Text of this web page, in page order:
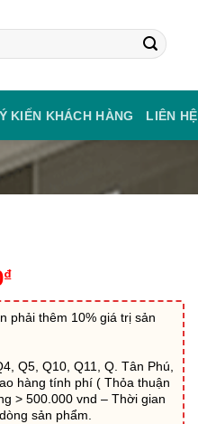
Ý KIẾN KHÁCH HÀNG LIÊN HỆ
₫Giá
hiện
tại
2.886.840₫.
phải thêm 10% giá trị sản
Q5, Q10, Q11, Q. Tân Phú,
hàng tính phí ( Thỏa thuận
> 500.000 vnd – Thời gian
sản phẩm.